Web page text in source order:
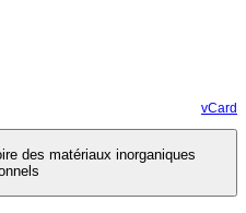
vCard
des matériaux inorganiques